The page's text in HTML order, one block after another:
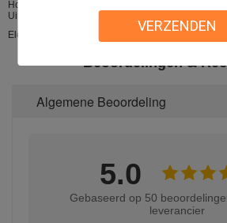
VERZENDEN
Hoteldeur, het slot van de Vingerafdrukdeur, Steun
Uitgangsdrukknop, IP camera, de poort van de
Elektromagnetische deurhouder
Beoordelingen &
Algemene Beoordeling
5.0
Gebaseerd op 50
leverancier